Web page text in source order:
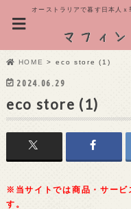
オーストラリアで暮す日本人
HOME eco store (1)
2024.06.29
eco store (1)
※当サイトでは商品・サービ
す。